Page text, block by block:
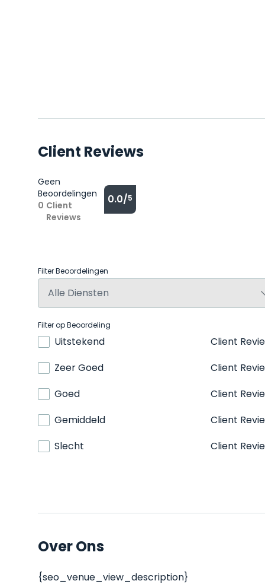
Client Reviews
Geen
Beoordelingen
0 Client
Reviews
0.0/5
Filter Beoordelingen
Filter op Beoordeling
Uitstekend
Client
Zeer Goed
Client
Goed
Client
Gemiddeld
Client
Slecht
Client
Over Ons
{seo_venue_view_description}